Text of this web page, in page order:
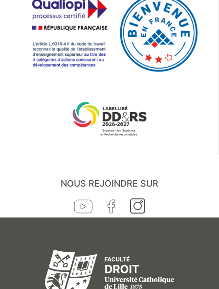
NOUS REJOINDRE SUR